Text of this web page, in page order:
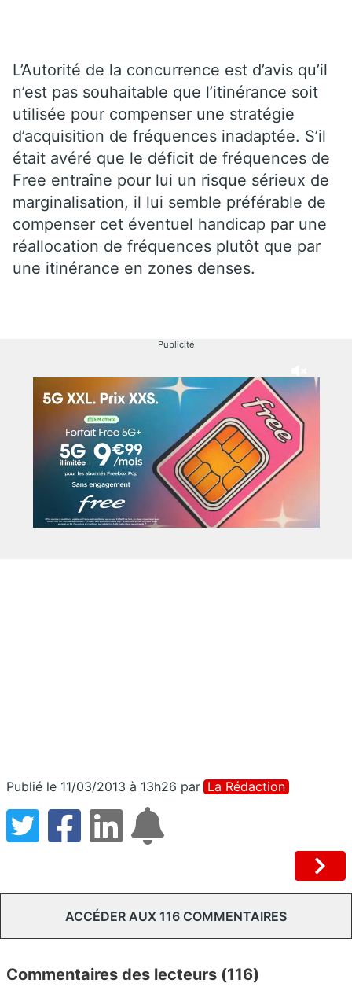
L’Autorité de la concurrence est d’avis qu’il
n’est pas souhaitable que l’itinérance soit
utilisée pour compenser une stratégie
d’acquisition de fréquences inadaptée. S’il
était avéré que le déficit de fréquences de
Free entraîne pour lui un risque sérieux de
marginalisation, il lui semble préférable de
compenser cet éventuel handicap par une
réallocation de fréquences plutôt que par
une itinérance en zones denses.
Publicité
Publié le 11/03/2013 à 13h26 par La Rédaction
ACCÉDER AUX 116 COMMENTAIRES
Commentaires des lecteurs (116)